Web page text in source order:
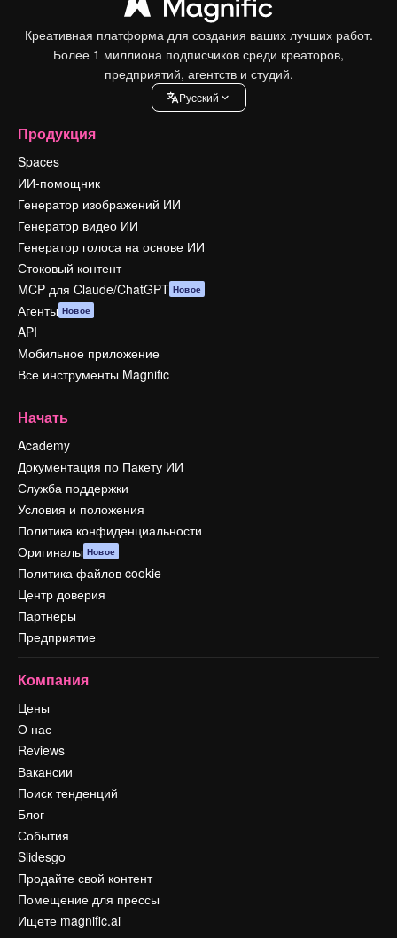
Креативная платформа для создания ваших лучших работ.
Более 1 миллиона подписчиков среди креаторов,
предприятий, агентств и студий.
Pусский
Продукция
Spaces
ИИ-помощник
Генератор изображений ИИ
Генератор видео ИИ
Генератор голоса на основе ИИ
Стоковый контент
MCP для Claude/ChatGPT Новое
Агенты Новое
API
Мобильное приложение
Все инструменты Magnific
Начать
Academy
Документация по Пакету ИИ
Служба поддержки
Условия и положения
Политика конфиденциальности
Оригиналы Новое
Политика файлов cookie
Центр доверия
Партнеры
Предприятие
Компания
Цены
О нас
Reviews
Вакансии
Поиск тенденций
Блог
События
Slidesgo
Продайте свой контент
Помещение для прессы
Ищете magnific.ai